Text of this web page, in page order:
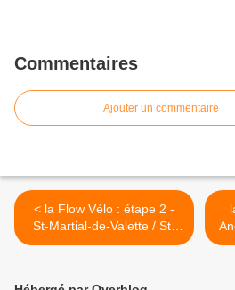
Commentaires
Ajouter un commentaire
< la Flow Vélo : étape 2 -
St-Martial-de-Valette / St-
Germain-de-Montbron: 56.1